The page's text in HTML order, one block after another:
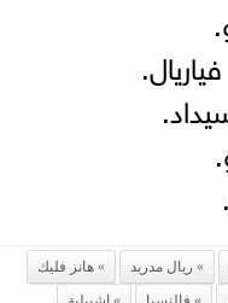
ريال مدريد
هانز فليك